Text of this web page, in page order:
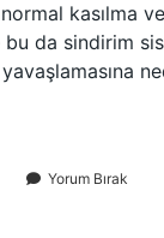
kasılma
da sindirim
Yorum Bırak